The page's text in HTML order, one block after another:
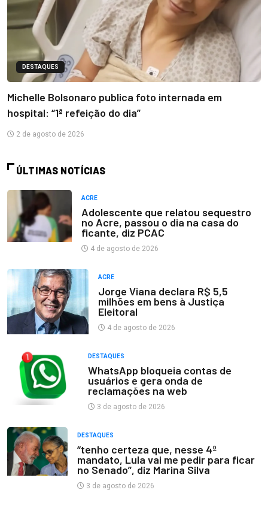
DESTAQUES
Michelle Bolsonaro publica foto internada em
hospital: “1ª refeição do dia”
2 de agosto de 2026
ÚLTIMAS NOTÍCIAS
ACRE
Adolescente que relatou sequestro
no Acre, passou o dia na casa do
ficante, diz PCAC
4 de agosto de 2026
ACRE
Jorge Viana declara R$ 5,5
milhões em bens à Justiça
Eleitoral
4 de agosto de 2026
DESTAQUES
WhatsApp bloqueia contas de
usuários e gera onda de
reclamações na web
3 de agosto de 2026
DESTAQUES
“tenho certeza que, nesse 4º
mandato, Lula vai me pedir para ficar
no Senado”, diz Marina Silva
3 de agosto de 2026